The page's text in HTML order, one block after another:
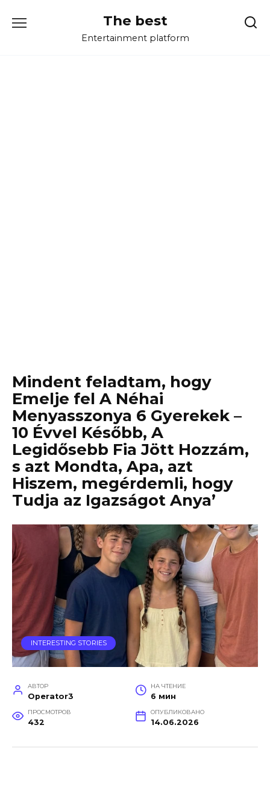
The best
Entertainment platform
Mindent feladtam, hogy
Emelje fel A Néhai
Menyasszonya 6 Gyerekek –
10 Évvel Később, A
Legidősebb Fia Jött Hozzám,
s azt Mondta, Apa, azt
Hiszem, megérdemli, hogy
Tudja az Igazságot Anya’
INTERESTING STORIES
АВТОР
Operator3
НА ЧТЕНИЕ
6 мин
ПРОСМОТРОВ
432
ОПУБЛИКОВАНО
14.06.2026